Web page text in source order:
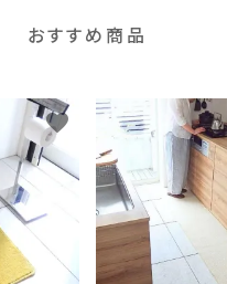
おすすめ商品
favorite